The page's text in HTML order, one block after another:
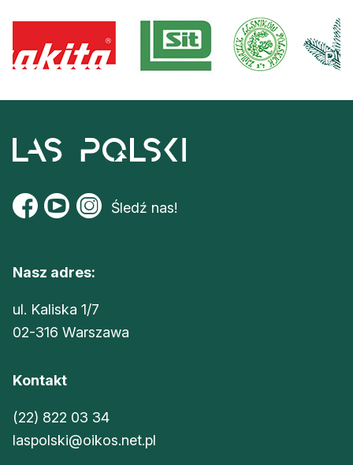
Śledź nas!
Nasz adres:
ul. Kaliska 1/7
02-316 Warszawa
Kontakt
(22) 822 03 34
laspolski@oikos.net.pl